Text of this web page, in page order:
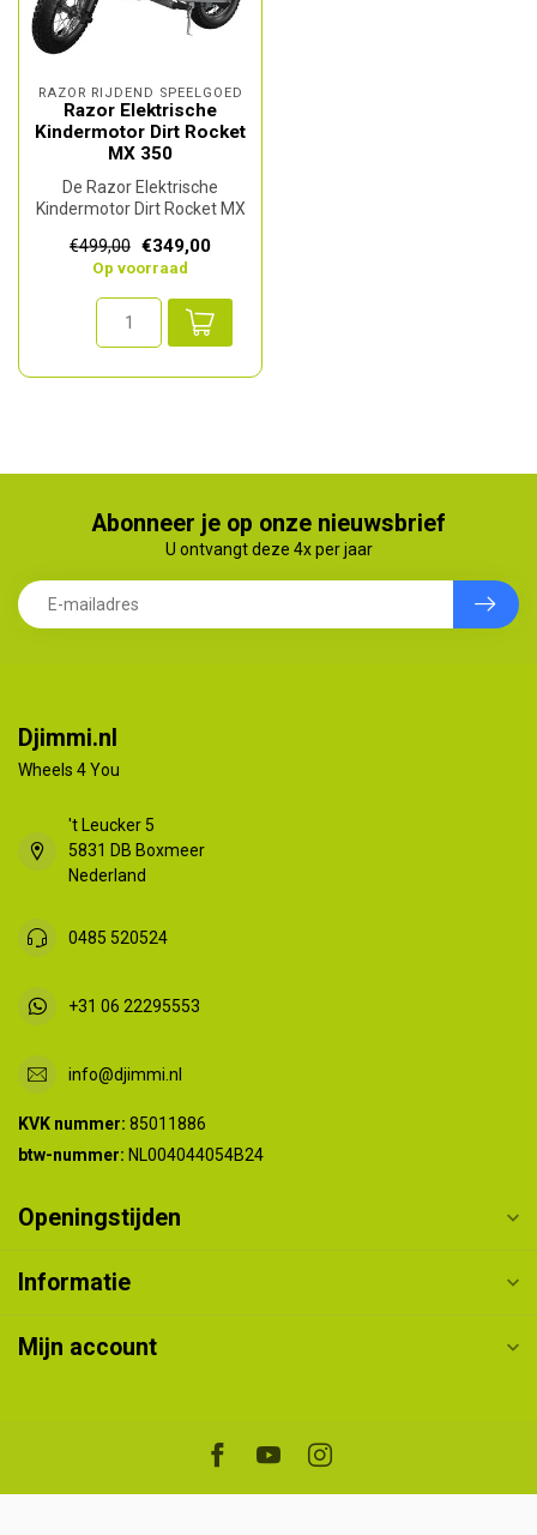
RAZOR RIJDEND SPEELGOED
Razor Elektrische
Kindermotor Dirt Rocket
MX 350
De Razor Elektrische
Kindermotor Dirt Rocket MX
de u...
€499,00 €349,00
Op voorraad
Abonneer je op onze nieuwsbrief
U ontvangt deze 4x per jaar
Djimmi.nl
Wheels 4 You
't Leucker 5
5831 DB Boxmeer
Nederland
0485 520524
+31 06 22295553
info@djimmi.nl
KVK nummer: 85011886
btw-nummer: NL004044054B24
Openingstijden
Informatie
Mijn account